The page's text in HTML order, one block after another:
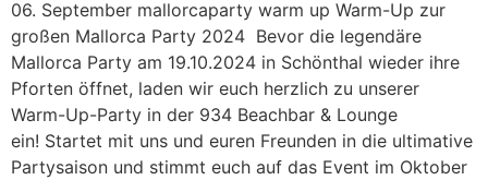
06. September mallorcaparty warm up Warm-Up zur
großen Mallorca Party 2024 Bevor die legendäre
Mallorca Party am 19.10.2024 in Schönthal wieder ihre
Pforten öffnet, laden wir euch herzlich zu unserer
Warm-Up-Party in der 934 Beachbar & Lounge
ein! Startet mit uns und euren Freunden in die ultimative
Partysaison und stimmt euch auf das Event im Oktober